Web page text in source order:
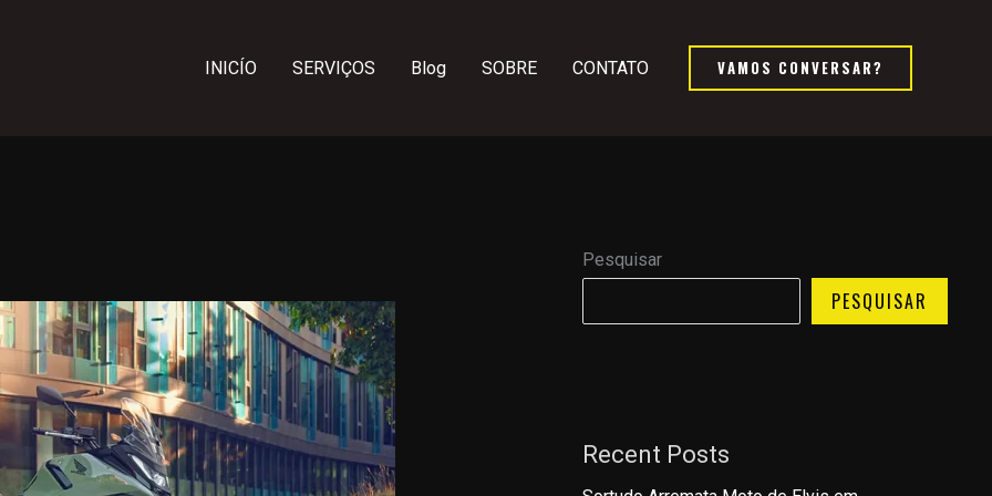
INICÍO SERVIÇOS Blog SOBRE CONTATO VAMOS CONVERSAR?
Pesquisar
PESQUISAR
Recent Posts